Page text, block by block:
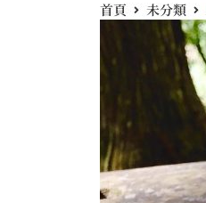
首頁 未分類